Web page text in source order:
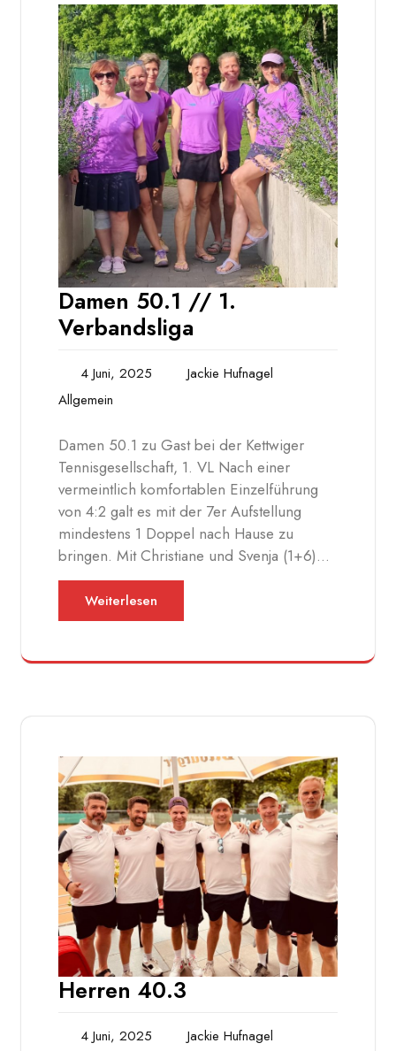
Damen 50.1 // 1.
Verbandsliga
4 Juni, 2025
Jackie Hufnagel
Allgemein
Damen 50.1 zu Gast bei der Kettwiger
Tennisgesellschaft, 1. VL Nach einer
vermeintlich komfortablen Einzelführung
von 4:2 galt es mit der 7er Aufstellung
mindestens 1 Doppel nach Hause zu
bringen. Mit Christiane und Svenja (1+6)…
Weiterlesen
Herren 40.3
4 Juni, 2025 Jackie Hufnagel